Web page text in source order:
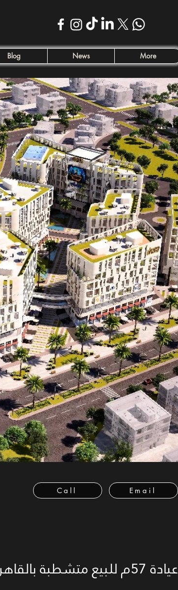
Blog News More
Call Email
عيادة 57م للبيع متشطبة بالقاهرة الجديدة | تقسيط 10 سنوات